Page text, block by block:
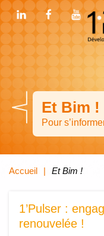
Et Bim !
Pour
Accueil Et Bim !
1’Pulser :
renouvelée !